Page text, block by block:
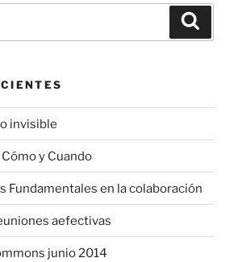
invisible
y Cuando
Fundamentales en la colaboración
aefectivas
junio 2014